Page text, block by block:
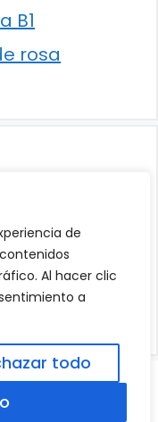
de
Al hacer clic
a
todo
B1
rosa
Aviso Legal|